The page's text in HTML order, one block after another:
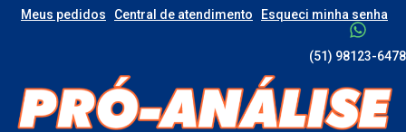
Meus pedidos Central de atendimento Esqueci minha senha
(51) 98123-6478